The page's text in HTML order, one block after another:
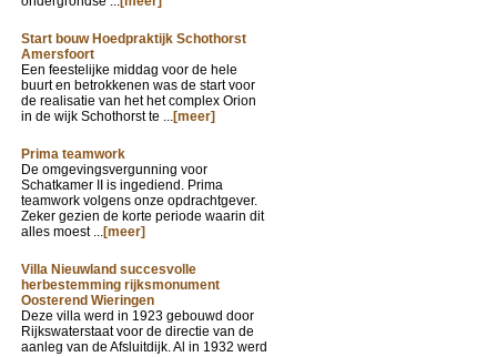
Start bouw Hoedpraktijk Schothorst
Amersfoort
Een feestelijke middag voor de hele
buurt en betrokkenen was de start voor
de realisatie van het het complex Orion
in de wijk Schothorst te ...[meer]
Prima teamwork
De omgevingsvergunning voor
Schatkamer II is ingediend. Prima
teamwork volgens onze opdrachtgever.
Zeker gezien de korte periode waarin dit
alles moest ...[meer]
Villa Nieuwland succesvolle
herbestemming rijksmonument
Oosterend Wieringen
Deze villa werd in 1923 gebouwd door
Rijkswaterstaat voor de directie van de
aanleg van de Afsluitdijk. Al in 1932 werd